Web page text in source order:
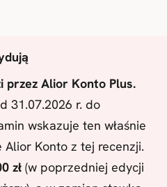
przez Alior Konto Plus.
31.07.2026 r. do
wskazuje ten właśnie
Konto z tej recenzji.
zł (w poprzedniej edycji